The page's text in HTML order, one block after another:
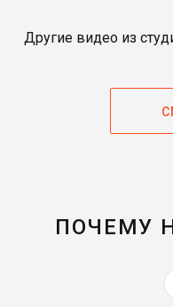
Другие видео из
ПОЧЕМУ